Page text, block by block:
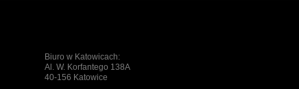
Biuro w Katowicach:
Al. W. Korfantego 138A
40-156 Katowice